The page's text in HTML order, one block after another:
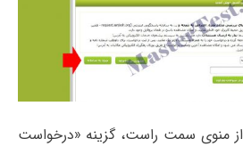
منوی سمت راست، گزینه «درخواست